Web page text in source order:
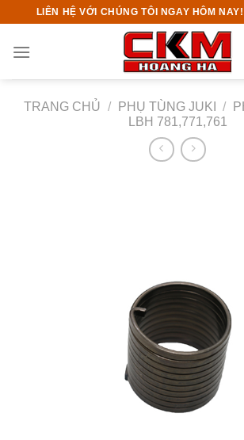
content
LIÊN HỆ VỚI CHÚNG TÔI NGAY HÔM
TRANG CHỦ / PHỤ TÙNG JUKI /
LBH 781,771,761